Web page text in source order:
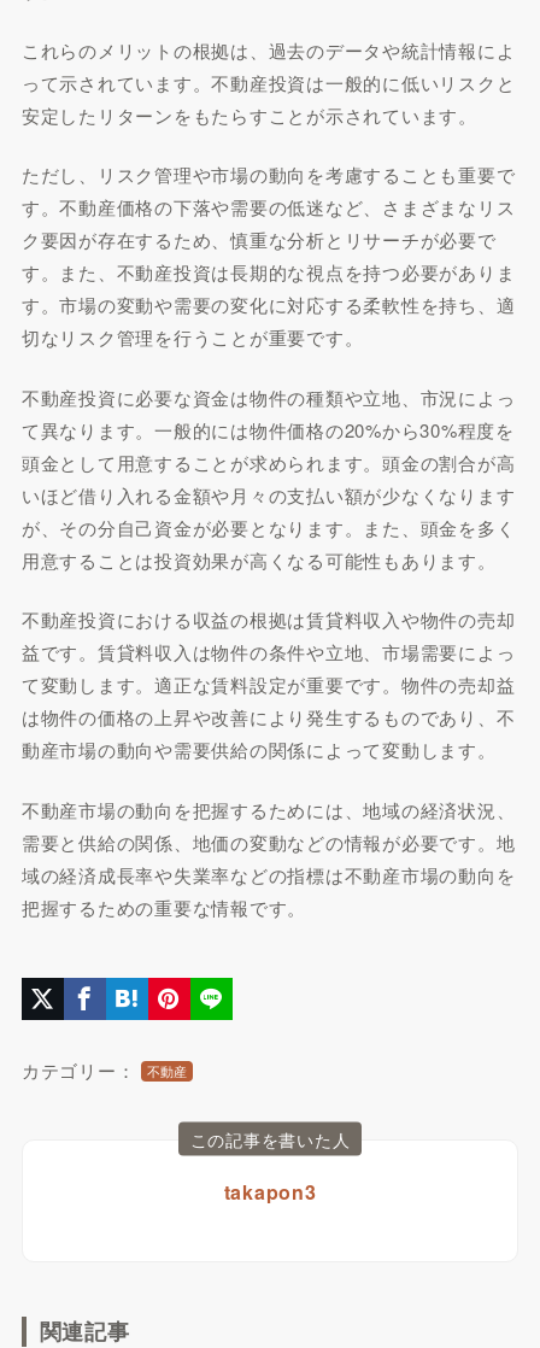
これらのメリットの根拠は、過去のデータや統計情報によ
って示されています。不動産投資は一般的に低いリスクと
安定したリターンをもたらすことが示されています。
ただし、リスク管理や市場の動向を考慮することも重要で
す。不動産価格の下落や需要の低迷など、さまざまなリス
ク要因が存在するため、慎重な分析とリサーチが必要で
す。また、不動産投資は長期的な視点を持つ必要がありま
す。市場の変動や需要の変化に対応する柔軟性を持ち、適
切なリスク管理を行うことが重要です。
不動産投資に必要な資金は物件の種類や立地、市況によっ
て異なります。一般的には物件価格の20%から30%程度を
頭金として用意することが求められます。頭金の割合が高
いほど借り入れる金額や月々の支払い額が少なくなります
が、その分自己資金が必要となります。また、頭金を多く
用意することは投資効果が高くなる可能性もあります。
不動産投資における収益の根拠は賃貸料収入や物件の売却
益です。賃貸料収入は物件の条件や立地、市場需要によっ
て変動します。適正な賃料設定が重要です。物件の売却益
は物件の価格の上昇や改善により発生するものであり、不
動産市場の動向や需要供給の関係によって変動します。
不動産市場の動向を把握するためには、地域の経済状況、
需要と供給の関係、地価の変動などの情報が必要です。地
域の経済成長率や失業率などの指標は不動産市場の動向を
把握するための重要な情報です。
カテゴリー： 不動産
この記事を書いた人
takapon3
関連記事